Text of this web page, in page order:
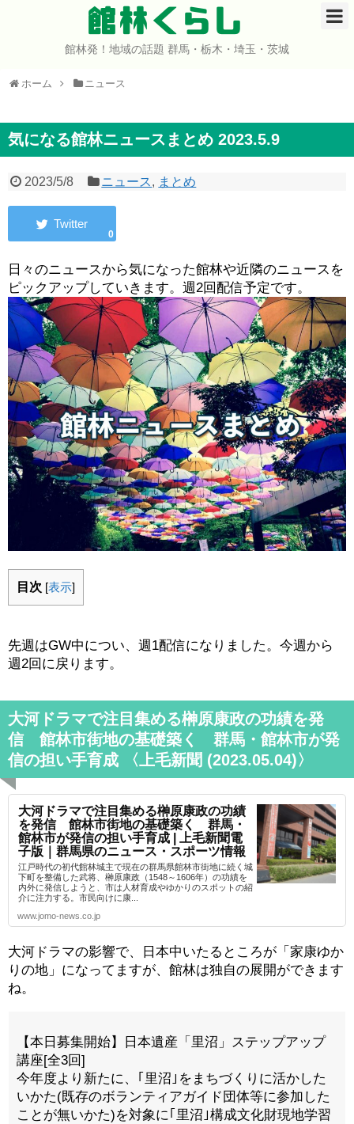
館林くらし
館林発！地域の話題 群馬・栃木・埼玉・茨城
ホーム ニュース
気になる館林ニュースまとめ 2023.5.9
2023/5/8 ニュース, まとめ
0
日々のニュースから気になった館林や近隣のニュースを
ピックアップしていきます。週2回配信予定です。
目次 [表示]
先週はGW中につい、週1配信になりました。今週から
週2回に戻ります。
大河ドラマで注目集める榊原康政の功績を発
信 館林市街地の基礎築く 群馬・館林市が発
信の担い手育成 〈上毛新聞 (2023.05.04)〉
大河ドラマで注目集める榊原康政の功績
を発信 館林市街地の基礎築く 群馬・
館林市が発信の担い手育成 | 上毛新聞電
子版｜群馬県のニュース・スポーツ情報
江戸時代の初代館林城主で現在の群馬県館林市街地に続く城
下町を整備した武将、榊原康政（1548～1606年）の功績を
内外に発信しようと、市は人材育成やゆかりのスポットの紹
介に注力する。市民向けに康...
www.jomo-news.co.jp
大河ドラマの影響で、日本中いたるところが「家康ゆか
りの地」になってますが、館林は独自の展開ができます
ね。
【本日募集開始】日本遺産「里沼」ステップアップ
講座[全3回]
今年度より新たに、｢里沼｣をまちづくりに活かした
いかた(既存のボランティアガイド団体等に参加した
ことが無いかた)を対象に｢里沼｣構成文化財現地学習
ホーム
イベント
グルメ
コミュニティ
宇宙よりも遠い場所